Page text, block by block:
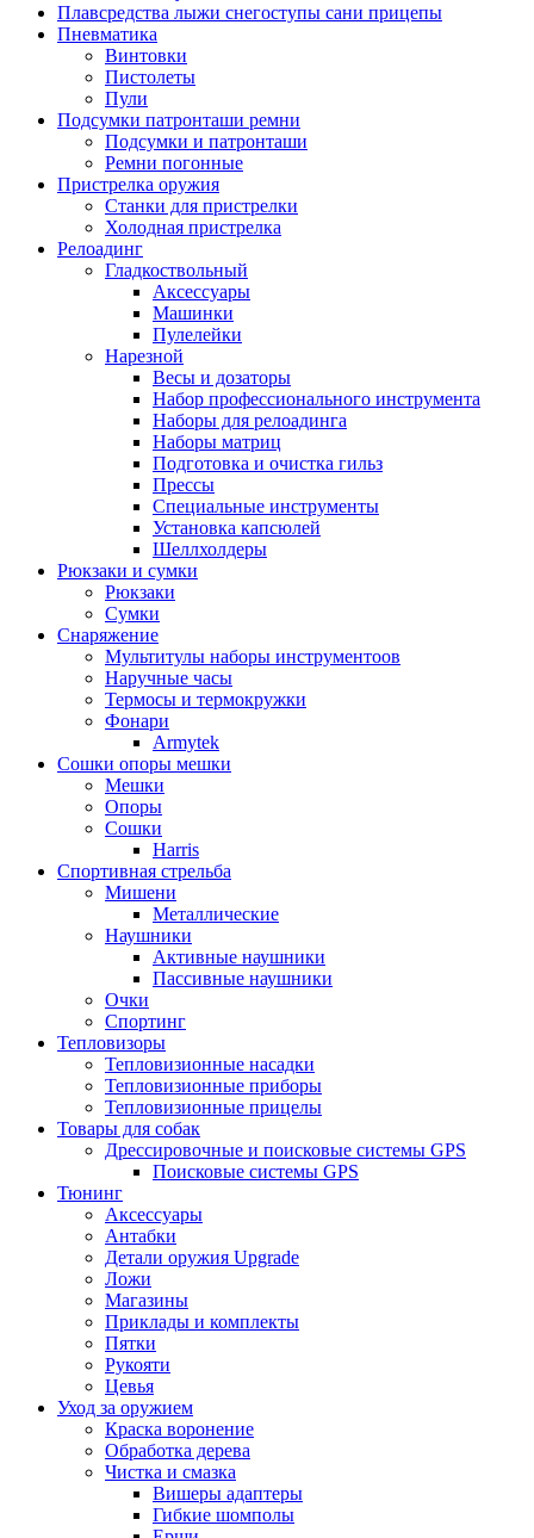
Плавсредства лыжи снегоступы сани прицепы
Пневматика
Винтовки
Пистолеты
Пули
Подсумки патронташи ремни
Подсумки и патронташи
Ремни погонные
Пристрелка оружия
Станки для пристрелки
Холодная пристрелка
Релоадинг
Гладкоствольный
Аксессуары
Машинки
Пулелейки
Нарезной
Весы и дозаторы
Набор профессионального инструмента
Наборы для релоадинга
Наборы матриц
Подготовка и очистка гильз
Прессы
Специальные инструменты
Установка капсюлей
Шеллхолдеры
Рюкзаки и сумки
Рюкзаки
Сумки
Снаряжение
Мультитулы наборы инструментоов
Наручные часы
Термосы и термокружки
Фонари
Armytek
Сошки опоры мешки
Мешки
Опоры
Сошки
Harris
Спортивная стрельба
Мишени
Металлические
Наушники
Активные наушники
Пассивные наушники
Очки
Спортинг
Тепловизоры
Тепловизионные насадки
Тепловизионные приборы
Тепловизионные прицелы
Товары для собак
Дрессировочные и поисковые системы GPS
Поисковые системы GPS
Тюнинг
Аксессуары
Антабки
Детали оружия Upgrade
Ложи
Магазины
Приклады и комплекты
Пятки
Рукояти
Цевья
Уход за оружием
Краска воронение
Обработка дерева
Чистка и смазка
Вишеры адаптеры
Гибкие шомполы